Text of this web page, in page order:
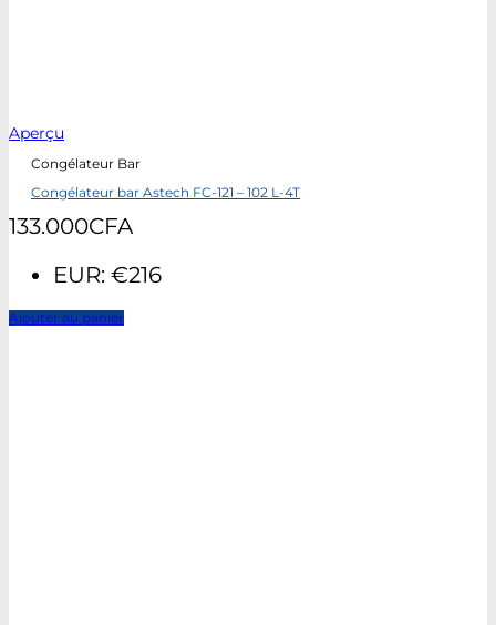
Aperçu
Congélateur Bar
Congélateur bar Astech FC-121 – 102 L-4T
133.000CFA
EUR: €216
Ajouter au panier